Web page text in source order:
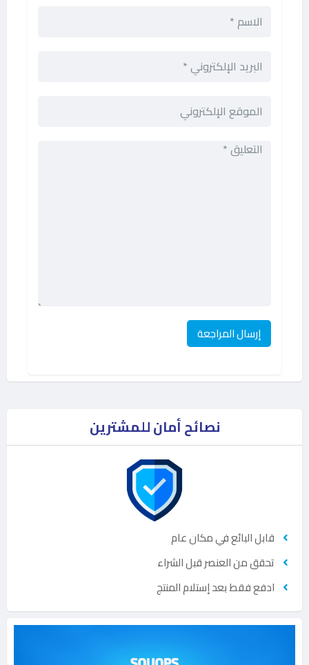
نصائح أمان للمشترين
قابل البائع في مكان عام
تحقق من العنصر قبل الشراء
ادفع فقط بعد إستلام المنتج